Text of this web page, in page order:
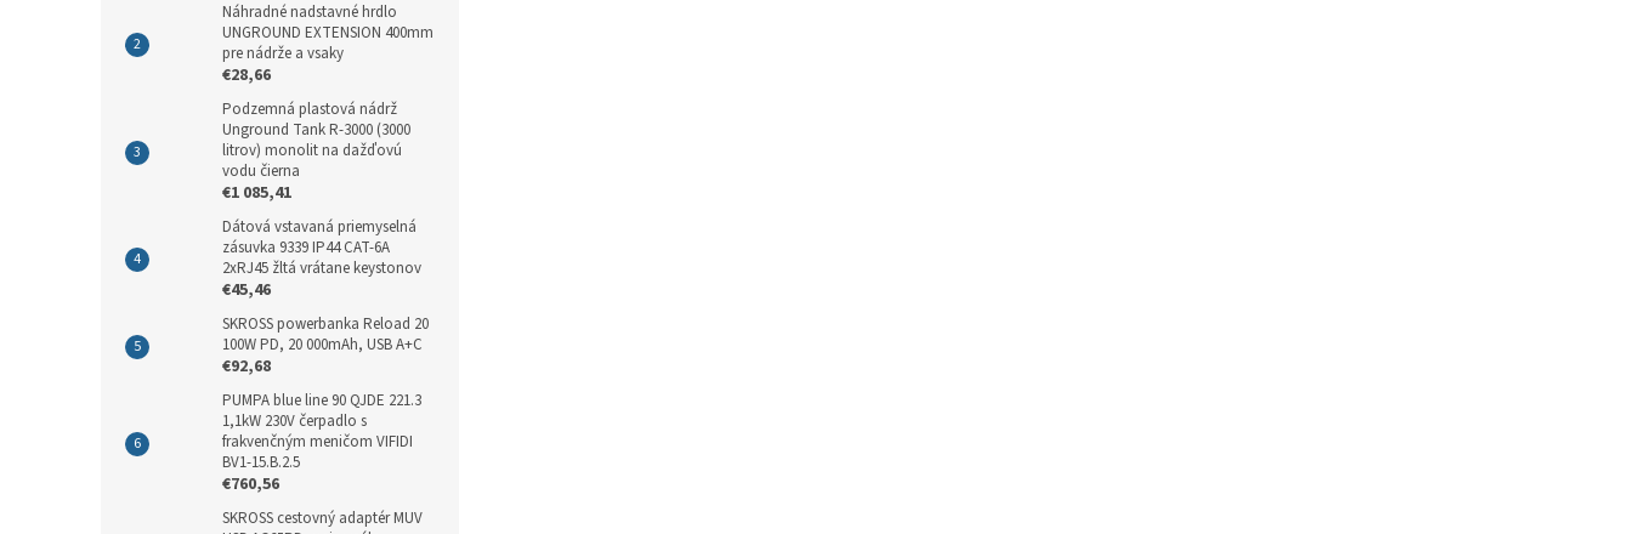
Náhradné nadstavné hrdlo
UNGROUND EXTENSION 400mm
pre nádrže a vsaky
€28,66
Podzemná plastová nádrž
Unground Tank R-3000 (3000
litrov) monolit na dažďovú
vodu čierna
€1 085,41
Dátová vstavaná priemyselná
zásuvka 9339 IP44 CAT-6A
2xRJ45 žltá vrátane keystonov
€45,46
SKROSS powerbanka Reload 20
100W PD, 20 000mAh, USB A+C
€92,68
PUMPA blue line 90 QJDE 221.3
1,1kW 230V čerpadlo s
frakvenčným meničom VIFIDI
BV1-15.B.2.5
€760,56
SKROSS cestovný adaptér MUV